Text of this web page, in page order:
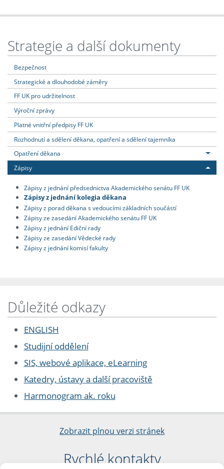
Strategie a další dokumenty
Bezpečnost
Strategické a dlouhodobé záměry
FF UK pro udržitelnost
Výroční zprávy
Platné vnitřní předpisy FF UK
Rozhodnutí a sdělení děkana, opatření a sdělení tajemníka
Opatření děkana
Zápisy
Zápisy z jednání předsednictva Akademického senátu FF UK
Zápisy z jednání kolegia děkana
Zápisy z porad děkana s vedoucími základních součástí
Zápisy ze zasedání Akademického senátu FF UK
Zápisy z jednání Ediční rady
Zápisy ze zasedání Vědecké rady
Zápisy z jednání komisí fakulty
Důležité odkazy
ENGLISH
Studijní oddělení
SIS, webové aplikace, eLearning
Katedry, ústavy a další pracoviště
Harmonogram ak. roku
Zobrazit plnou verzi stránek
Rychlé kontakty